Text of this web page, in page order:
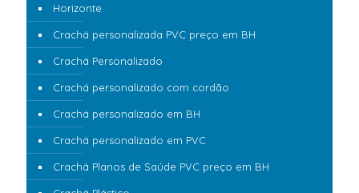
Horizonte
Crachá personalizada PVC preço em BH
Crachá Personalizado
Crachá personalizado com cordão
Crachá personalizado em BH
Crachá personalizado em PVC
Crachá Planos de Saúde PVC preço em BH